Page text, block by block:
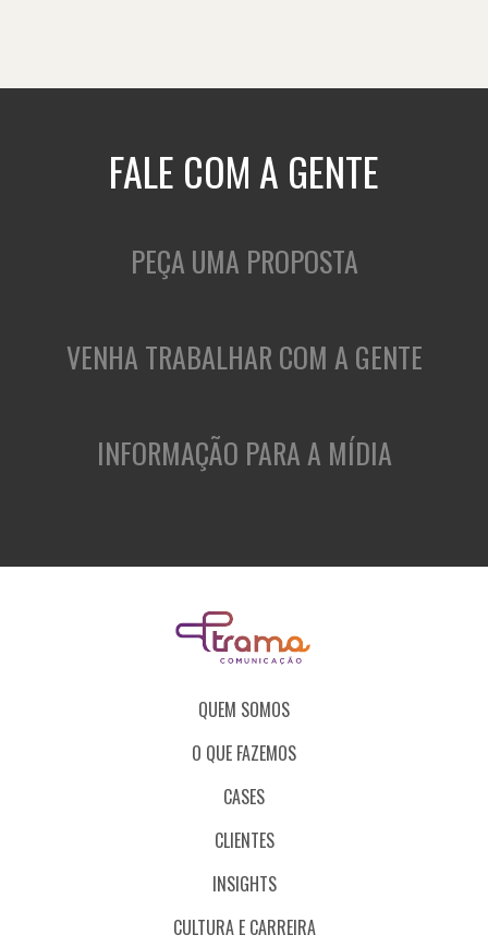
FALE COM A GENTE
PEÇA UMA PROPOSTA
VENHA TRABALHAR COM A GENTE
INFORMAÇÃO PARA A MÍDIA
QUEM SOMOS
O QUE FAZEMOS
CASES
CLIENTES
INSIGHTS
CULTURA E CARREIRA